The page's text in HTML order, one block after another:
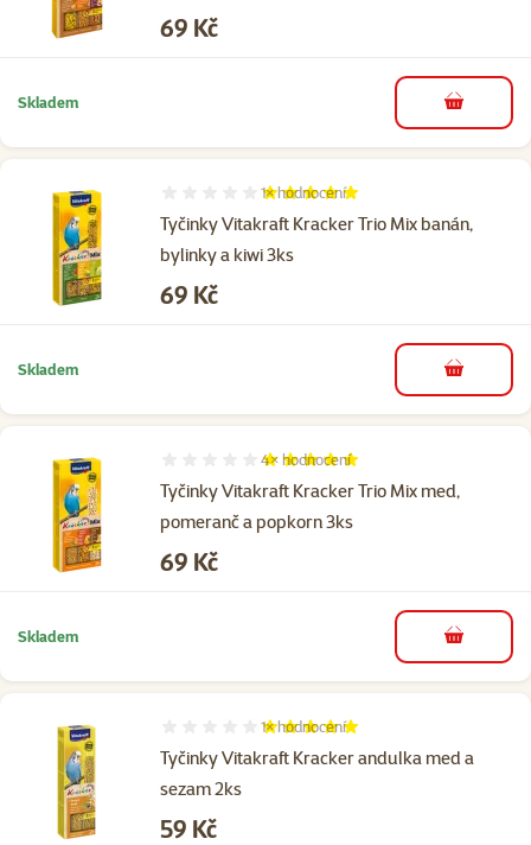
Cena
69 Kč
Skladem do košíku
Tyčinky Vitakraft Kracker Trio Mix banán,
bylinky a kiwi 3ks
Hodnocení 100%, počet hodnocení: 1
1×hodnocení
Cena
69 Kč
Skladem do košíku
Tyčinky Vitakraft Kracker Trio Mix med,
pomeranč a popkorn 3ks
Hodnocení 100%, počet hodnocení: 4
4× hodnocení
Cena
69 Kč
Skladem do košíku
Tyčinky Vitakraft Kracker andulka med a
sezam 2ks
Hodnocení 100%, počet hodnocení: 1
1×hodnocení
Cena
59 Kč